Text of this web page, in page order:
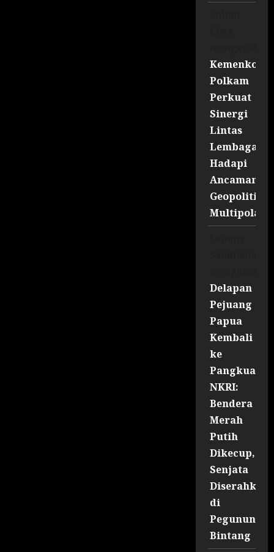
Kemenko
Polkam
Perkuat
Sinergi
Lintas
Lembaga
Hadapi
Ancaman
Geopolitik
Multipolar
Delapan
Pejuang
Papua
Kembali
ke
Pangkuan
NKRI:
Bendera
Merah
Putih
Dikecup,
Senjata
Diserahkan
di
Bintang